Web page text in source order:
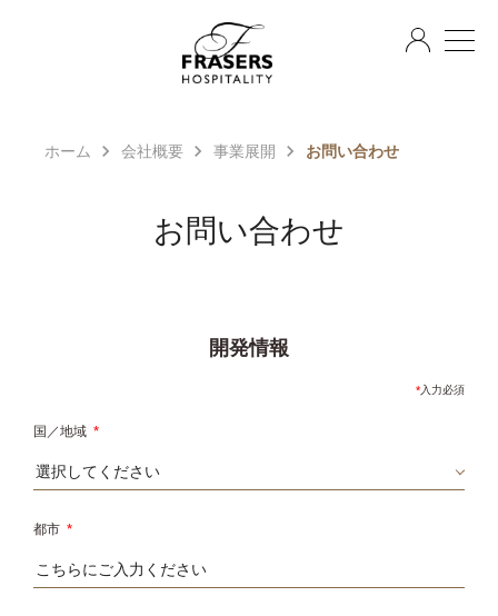
ホーム 会社概要 事業展開 お問い合わせ
お問い合わせ
開発情報
*入力必須
国／地域 *
選択してください
都市 *